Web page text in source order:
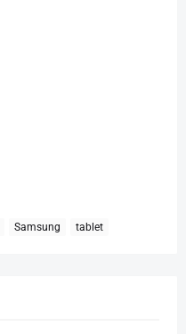
Samsung tablet